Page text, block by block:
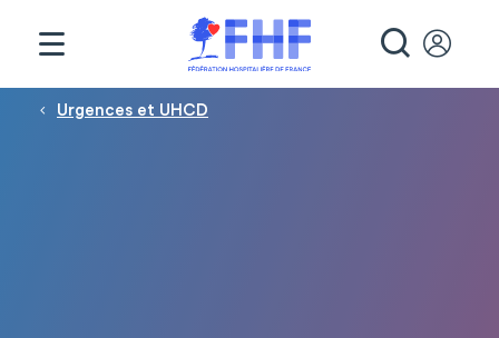
Fil d'Ariane
Urgences et UHCD
Panneau de gestion des cookies